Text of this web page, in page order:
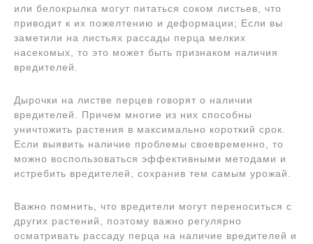
или белокрылка могут питаться соком листьев, что
приводит к их пожелтению и деформации; Если вы
заметили на листьях рассады перца мелких
насекомых, то это может быть признаком наличия
вредителей.
Дырочки на листве перцев говорят о наличии
вредителей. Причем многие из них способны
уничтожить растения в максимально короткий срок.
Если выявить наличие проблемы своевременно, то
можно воспользоваться эффективными методами и
истребить вредителей, сохранив тем самым урожай.
Важно помнить, что вредители могут переноситься с
других растений, поэтому важно регулярно
осматривать рассаду перца на наличие вредителей и